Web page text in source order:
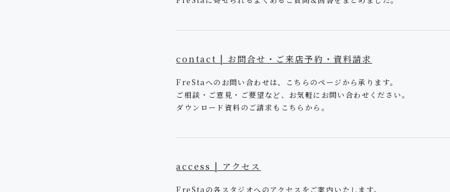
contact | お問合せ・ご来店予約・資料請求
FreStaへのお問い合わせは、こちらのページから承ります。
ご相談・ご意見・ご要望など、お気軽にお問い合わせください。
ダウンロード資料のご請求もこちらから。
access | アクセス
FreStaの各スタジオへのアクセスをご案内いたします。